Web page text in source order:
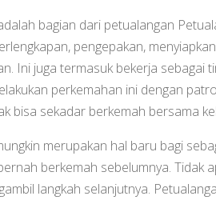
bagian dari petualangan
pengepakan,
Ini juga termasuk bekerja sebagai
perkemahan ini dengan
bisa sekadar berkemah bersama
merupakan hal baru bagi
berkemah sebelumnya. Tidak
langkah selanjutnya.